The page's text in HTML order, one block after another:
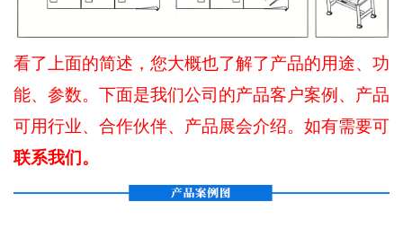
看了上面的简述，您大概也了解了产品的用途、功
能、参数。下面是我们公司的产品客户案例、产品
可用行业、合作伙伴、产品展会介绍。如有需要可
联系我们。